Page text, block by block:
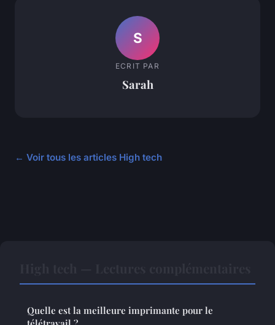
S
ECRIT PAR
Sarah
← Voir tous les articles High tech
Quelle est la meilleure imprimante pour le